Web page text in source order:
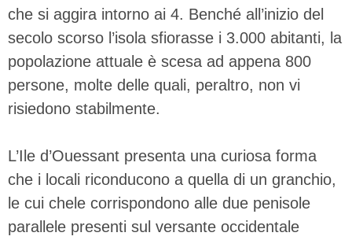
che si aggira intorno ai 4. Benché all’inizio del
secolo scorso l’isola sfiorasse i 3.000 abitanti, la
popolazione attuale è scesa ad appena 800
persone, molte delle quali, peraltro, non vi
risiedono stabilmente.
L’Ile d’Ouessant presenta una curiosa forma
che i locali riconducono a quella di un granchio,
le cui chele corrispondono alle due penisole
parallele presenti sul versante occidentale